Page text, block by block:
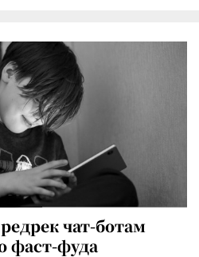
чат-ботам
фаст-фуда